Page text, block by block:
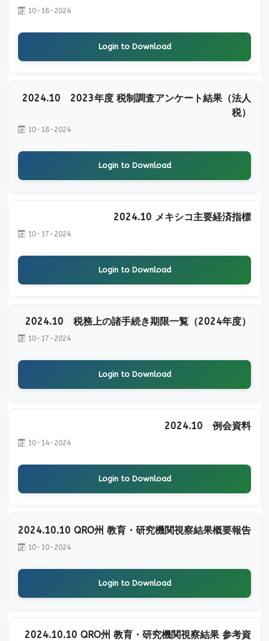
10-18-2024
Login to Download
2024.10 2023年度 税制調査アンケート結果（法人
税）
10-18-2024
Login to Download
2024.10 メキシコ主要経済指標
10-17-2024
Login to Download
2024.10 税務上の諸手続き期限一覧（2024年度）
10-17-2024
Login to Download
2024.10 例会資料
10-14-2024
Login to Download
2024.10.10 QRO州 教育・研究機関視察結果概要報告
10-10-2024
Login to Download
2024.10.10 QRO州 教育・研究機関視察結果 参考資